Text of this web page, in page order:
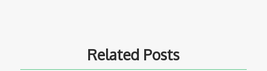
Related Posts